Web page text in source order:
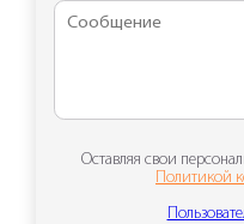
Оставляя свои
Политикой